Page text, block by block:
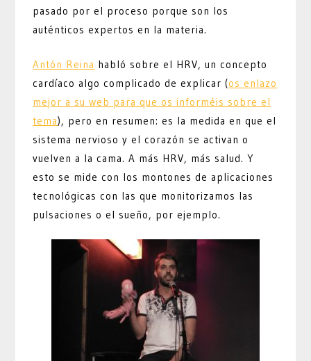
pasado por el proceso porque son los
auténticos expertos en la materia.
Antón Reina habló sobre el HRV, un concepto
cardíaco algo complicado de explicar (os enlazo
mejor a su web para que os informéis sobre el
tema), pero en resumen: es la medida en que el
sistema nervioso y el corazón se activan o
vuelven a la cama. A más HRV, más salud. Y
esto se mide con los montones de aplicaciones
tecnológicas con las que monitorizamos las
pulsaciones o el sueño, por ejemplo.